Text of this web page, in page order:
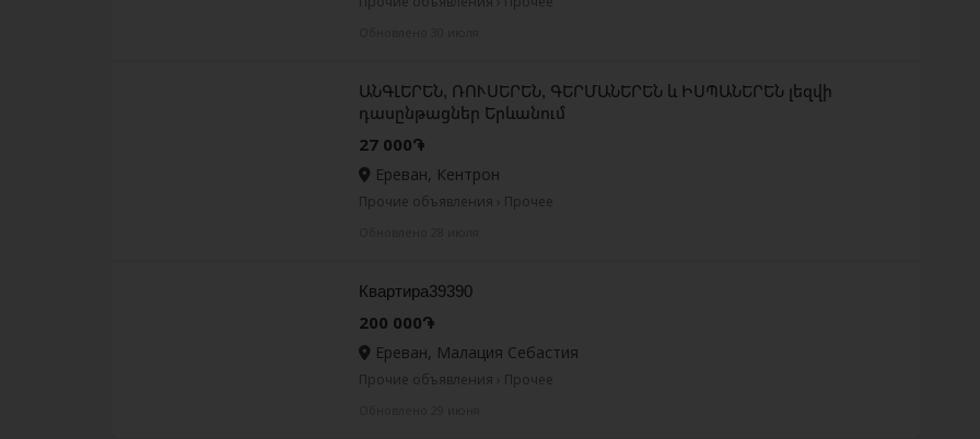
ԱՆԳԼԵՐԵՆ, ՌՈՒՍԵՐԵՆ, ԳԵՐՄԱՆԵՐԵՆ և ԻՍՊԱՆԵՐԵՆ լեզվի
դասընթացներ Երևանում
27 000֏
Ереван, Кентрон
Прочие объявления › Прочее
Квартира39390
200 000֏
Ереван, Малация Себастия
Прочие объявления › Прочее